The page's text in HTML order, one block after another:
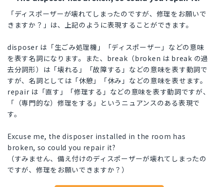
「ディスポーザーが壊れてしまったのですが、修理をお願いで
きますか？」は、上記のように表現することができます。
disposer は「生ごみ処理機」「ディスポーザー」などの意味
を表す名詞になります。また、break（broken は break の過
去分詞形）は「壊れる」「故障する」などの意味を表す動詞で
すが、名詞としては「休憩」「休み」などの意味を表せます。
repair は「直す」「修理する」などの意味を表す動詞ですが、
「（専門的な）修理をする」というニュアンスのある表現で
す。
Excuse me, the disposer installed in the room has
broken, so could you repair it?
（すみません、備え付けのディスポーザーが壊れてしまったの
ですが、修理をお願いできますか？）